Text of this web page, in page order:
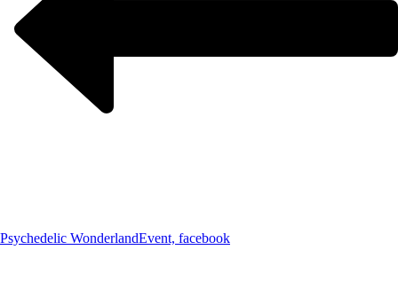
Psychedelic WonderlandEvent, facebook